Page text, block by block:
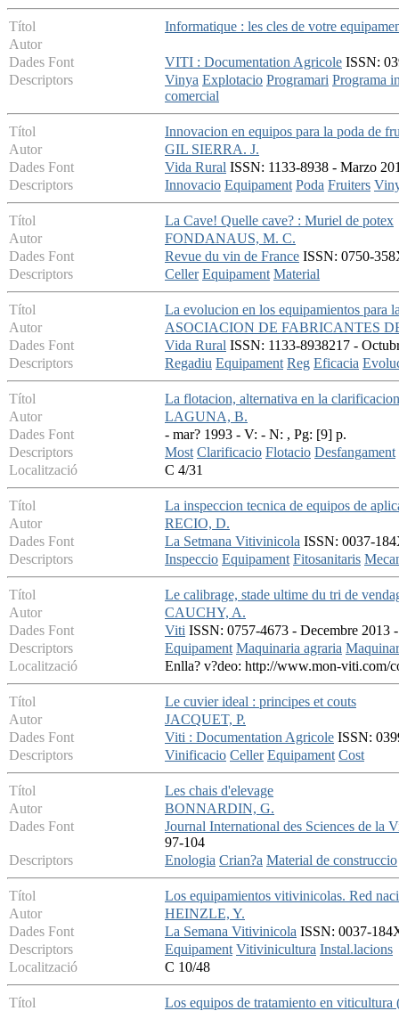
Títol
Informatique : les cles de votre
Autor
Dades Font
VITI : Documentation Agricole ISSN:
Descriptors
Vinya Explotacio Programari Programa
comercial
Títol
Innovacion en equipos para la poda de
Autor
GIL SIERRA. J.
Dades Font
Vida Rural ISSN: 1133-8938 - Marzo
Descriptors
Innovacio Equipament Poda Fruiters
Títol
La Cave! Quelle cave? : Muriel de potex
Autor
FONDANAUS, M. C.
Dades Font
Revue du vin de France ISSN: 0750-
Descriptors
Celler Equipament Material
Títol
La evolucion en los equipamientos para
Autor
ASOCIACION DE FABRICANTES
Dades Font
Vida Rural ISSN: 1133-8938217 -
Descriptors
Regadiu Equipament Reg Eficacia
Títol
La flotacion, alternativa en la
Autor
LAGUNA, B.
Dades Font
- mar? 1993 - V: - N: , Pg: [9] p.
Descriptors
Most Clarificacio Flotacio Desfangament
Localització
C 4/31
Títol
La inspeccion tecnica de equipos de
Autor
RECIO, D.
Dades Font
La Setmana Vitivinicola ISSN: 0037-
Descriptors
Inspeccio Equipament Fitosanitaris
Títol
Le calibrage, stade ultime du tri de
Autor
CAUCHY, A.
Dades Font
Viti ISSN: 0757-4673 - Decembre 2013
Descriptors
Equipament Maquinaria agraria
Localització
Enlla? v?deo: http://www.mon-viti.com/
Títol
Le cuvier ideal : principes et couts
Autor
JACQUET, P.
Dades Font
Viti : Documentation Agricole ISSN:
Descriptors
Vinificacio Celler Equipament Cost
Títol
Les chais d'elevage
Autor
BONNARDIN, G.
Dades Font
Journal International des Sciences de la
97-104
Descriptors
Enologia Crian?a Material de construccio
Títol
Los equipamientos vitivinicolas. Red
Autor
HEINZLE, Y.
Dades Font
La Semana Vitivinicola ISSN: 0037-
Descriptors
Equipament Vitivinicultura Instal.lacions
Localització
C 10/48
Títol Los equipos de tratamiento en viticultura